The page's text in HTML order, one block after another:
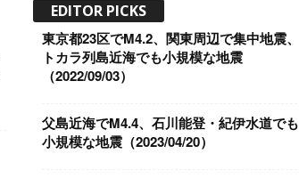
EDITOR PICKS
東京都23区でM4.2、関東周辺で集中地震、
トカラ列島近海でも小規模な地震
（2022/09/03）
父島近海でM4.4、石川能登・紀伊水道でも
小規模な地震（2023/04/20）